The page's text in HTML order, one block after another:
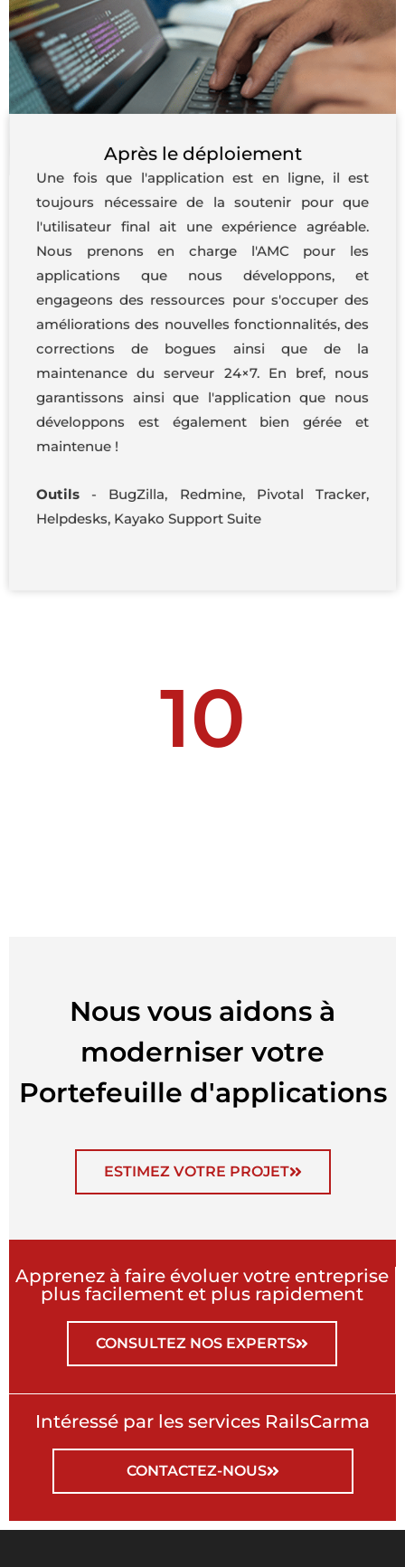
Après le déploiement
Une fois que l'application est en ligne, il est
10
Nous vous aidons à
moderniser votre
Portefeuille d'applications
ESTIMEZ VOTRE PROJET
Apprenez à faire évoluer votre entreprise
plus facilement et plus rapidement
CONSULTEZ NOS EXPERTS
Intéressé par les services RailsCarma
CONTACTEZ-NOUS